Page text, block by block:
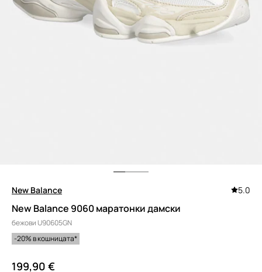
New Balance 5.0
New Balance 9060 маратонки дамски
бежови U90605GN
-20% в кошницата*
199,90 €